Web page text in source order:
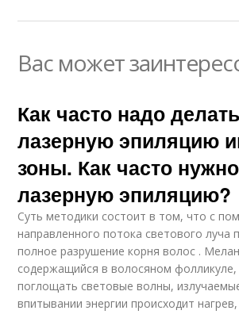
Вас может
Как часто надо делать
лазерную эпиляцию
зоны. Как часто
лазерную эпиляцию?
Суть методики состоит в том, что с
направленного потока светового луча
полное разрушение корня волос .
содержащийся в волосяном фолликуле,
поглощать световые волны,
впитывании энергии происходит